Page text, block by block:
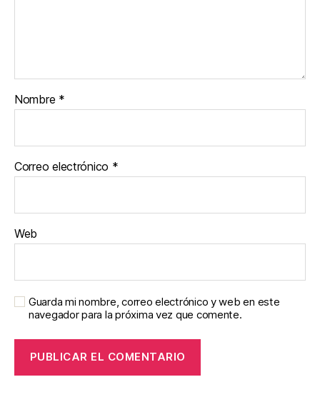
Nombre *
Correo electrónico *
Web
Guarda mi nombre, correo electrónico y web en este
navegador para la próxima vez que comente.